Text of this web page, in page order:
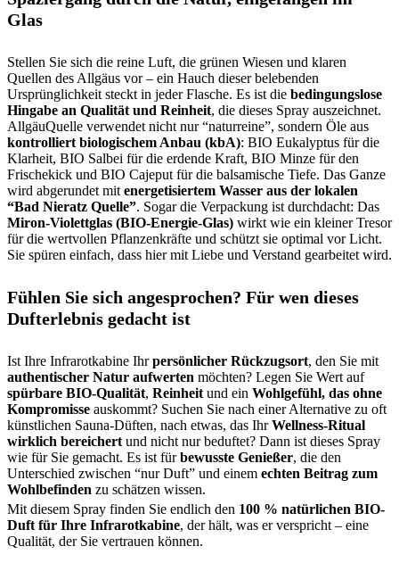
Glas
Stellen Sie sich die reine Luft, die grünen Wiesen und klaren
Quellen des Allgäus vor – ein Hauch dieser belebenden
Ursprünglichkeit steckt in jeder Flasche. Es ist die bedingungslose
Hingabe an Qualität und Reinheit, die dieses Spray auszeichnet.
AllgäuQuelle verwendet nicht nur “naturreine”, sondern Öle aus
kontrolliert biologischem Anbau (kbA): BIO Eukalyptus für die
Klarheit, BIO Salbei für die erdende Kraft, BIO Minze für den
Frischekick und BIO Cajeput für die balsamische Tiefe. Das Ganze
wird abgerundet mit energetisiertem Wasser aus der lokalen
“Bad Nieratz Quelle”. Sogar die Verpackung ist durchdacht: Das
Miron-Violettglas (BIO-Energie-Glas) wirkt wie ein kleiner Tresor
für die wertvollen Pflanzenkräfte und schützt sie optimal vor Licht.
Sie spüren einfach, dass hier mit Liebe und Verstand gearbeitet wird.
Fühlen Sie sich angesprochen? Für wen dieses
Dufterlebnis gedacht ist
Ist Ihre Infrarotkabine Ihrpersönlicher Rückzugsort, den Sie mit
authentischer Natur aufwerten möchten? Legen Sie Wert auf
spürbare BIO-Qualität, Reinheit und ein Wohlgefühl, das ohne
Kompromisse auskommt? Suchen Sie nach einer Alternative zu oft
künstlichen Sauna-Düften, nach etwas, das IhrWellness-Ritual
wirklich bereichert und nicht nur beduftet? Dann ist dieses Spray
wie für Sie gemacht. Es ist fürbewusste Genießer, die den
Unterschied zwischen “nur Duft” und einem echten Beitrag zum
Wohlbefinden zu schätzen wissen.
Mit diesem Spray finden Sie endlich den 100 % natürlichen BIO-
Duft für Ihre Infrarotkabine, der hält, was er verspricht – eine
Qualität, der Sie vertrauen können.